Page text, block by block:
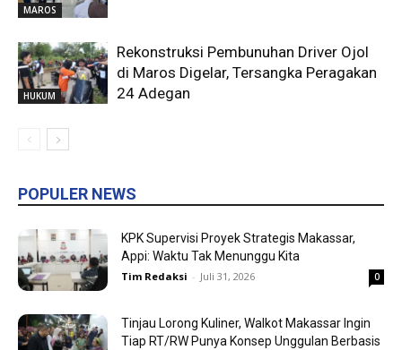
MAROS
HUKUM
Rekonstruksi Pembunuhan Driver Ojol
di Maros Digelar, Tersangka Peragakan
24 Adegan
POPULER NEWS
KPK Supervisi Proyek Strategis Makassar,
Appi: Waktu Tak Menunggu Kita
Tim Redaksi - Juli 31, 2026 0
Tinjau Lorong Kuliner, Walkot Makassar Ingin
Tiap RT/RW Punya Konsep Unggulan Berbasis